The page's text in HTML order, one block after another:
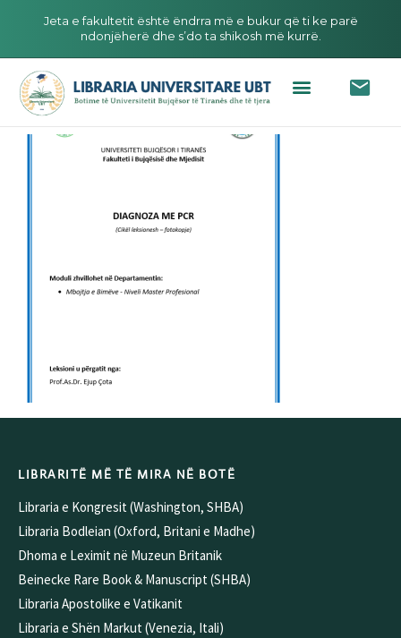
Jeta e fakultetit është ëndrra më e bukur që ti ke parë
ndonjëherë dhe s’do ta shikosh më kurrë.
LIBRARITË MË TË MIRA NË BOTË
Libraria e Kongresit (Washington, SHBA)
Libraria Bodleian (Oxford, Britani e Madhe)
Dhoma e Leximit në Muzeun Britanik
Beinecke Rare Book & Manuscript (SHBA)
Libraria Apostolike e Vatikanit
Libraria e Shën Markut (Venezia, Itali)